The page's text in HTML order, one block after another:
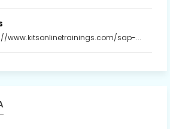
www.kitsonlinetrainings.com/sap-...